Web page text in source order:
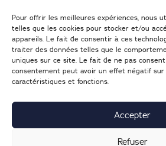
Pour offrir les meilleures expériences, nous
telles que les cookies pour stocker et/ou
appareils. Le fait de consentir à ces
traiter des données telles que le
uniques sur ce site. Le fait de ne pas
consentement peut avoir un effet négatif
caractéristiques et fonctions.
Accepter
Refuser
u mardi au